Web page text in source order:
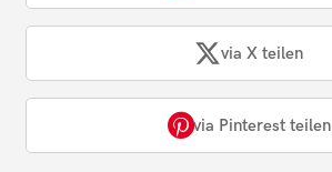
via X teilen
via Pinterest teilen